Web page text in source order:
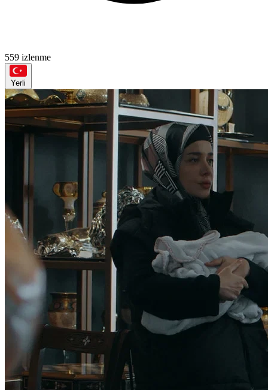
559 izlenme
Yerli